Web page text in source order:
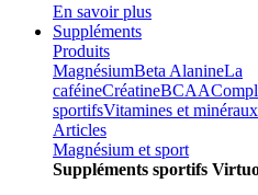
En savoir plus
Suppléments
Produits
MagnésiumBeta AlanineLa
caféineCréatineBCAA
sportifsVitamines et minéraux
Articles
Magnésium et sport
Suppléments sportifs